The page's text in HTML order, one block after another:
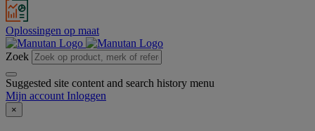
Oplossingen op maat
Zoek
Suggested site content and search history menu
Mijn account Inloggen
×